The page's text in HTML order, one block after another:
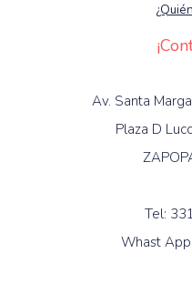
Av. Santa
Plaza D
Tel:
Whast